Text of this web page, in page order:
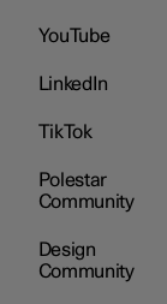
YouTube
LinkedIn
TikTok
Polestar
Community
Design
Community